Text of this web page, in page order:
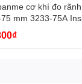
cơ khí đo rãnh
mm 3233-75A